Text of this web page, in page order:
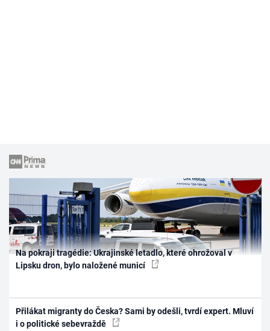
Na pokraji tragédie: Ukrajinské letadlo, které ohrožoval v
Lipsku dron, bylo naložené municí
Přilákat migranty do Česka? Sami by odešli, tvrdí expert. Mluví
i o politické sebevraždě